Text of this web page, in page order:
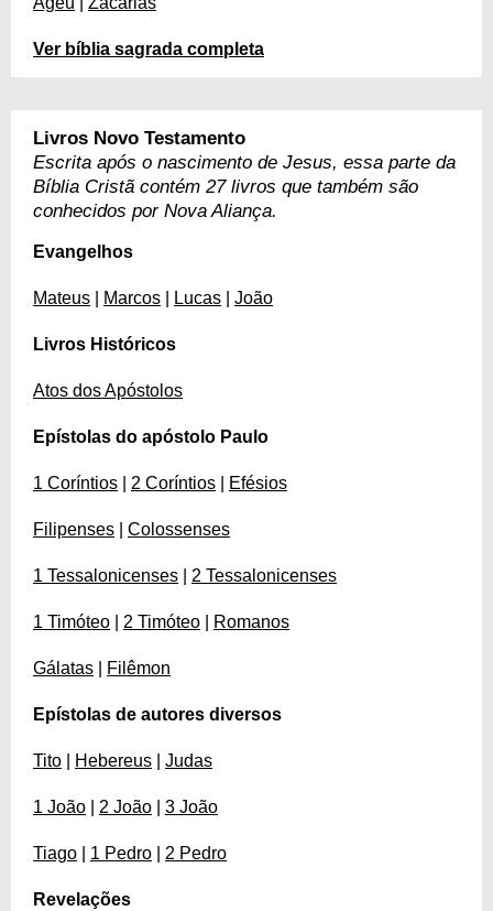
Ver bíblia sagrada completa
Livros Novo Testamento
Escrita após o nascimento de Jesus, essa parte da
Bíblia Cristã contém 27 livros que também são
conhecidos por Nova Aliança.
Evangelhos
Mateus Marcos Lucas João
Livros Históricos
Atos dos Apóstolos
Epístolas do apóstolo Paulo
1 Coríntios 2 Coríntios Efésios
Filipenses Colossenses
1 Tessalonicenses 2 Tessalonicenses
1 Timóteo 2 Timóteo Romanos
Gálatas Filêmon
Epístolas de autores diversos
Tito Hebereus Judas
1 João 2 João 3 João
Tiago 1 Pedro 2 Pedro
Revelações